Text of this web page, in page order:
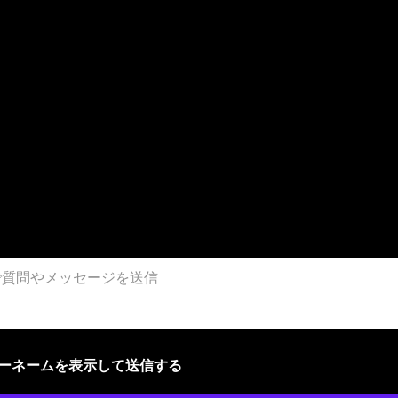
ネームを表示して送信する